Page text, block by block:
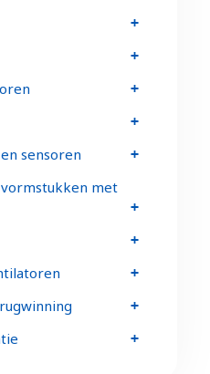
sensoren
met